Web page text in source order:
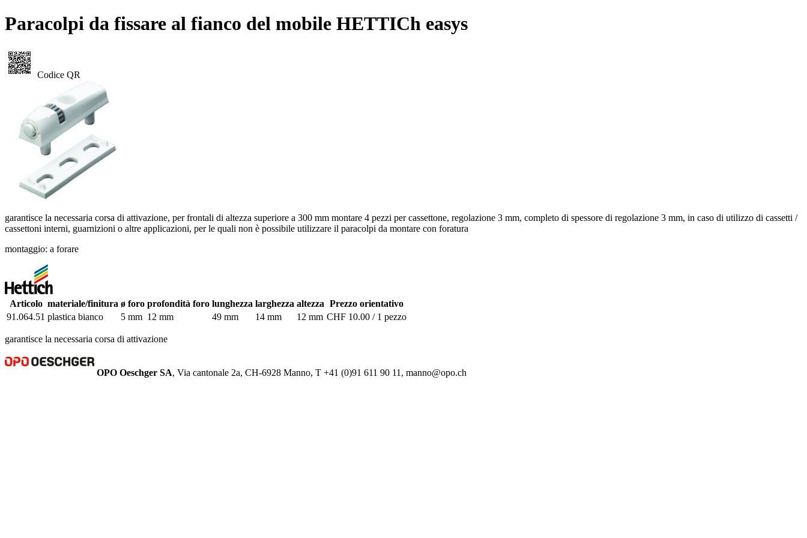
Paracolpi da fissare al fianco del mobile HETTICh easys
Codice QR
garantisce la necessaria corsa di attivazione, per frontali di altezza superiore a 300 mm montare 4 pezzi per cassettone, regolazione 3 mm, completo di spessore di regolazione 3 mm, in caso di utilizzo di cassetti /
cassettoni interni, guarnizioni o altre applicazioni, per le quali non è possibile utilizzare il paracolpi da montare con foratura
montaggio: a forare
Articolo materiale/finitura ø foro profondità foro lunghezza larghezza altezza Prezzo orientativo
91.064.51 plastica bianco 5 mm 12 mm 49 mm 14 mm 12 mm CHF 10.00 / 1 pezzo
garantisce la necessaria corsa di attivazione
OPO Oeschger SA, Via cantonale 2a, CH-6928 Manno, T +41 (0)91 611 90 11, manno@opo.ch